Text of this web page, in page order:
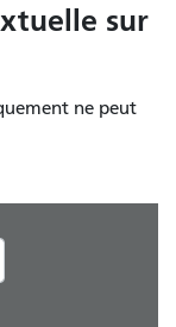
sur
ne peut